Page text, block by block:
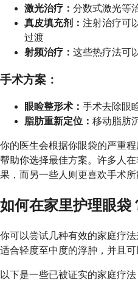
激光治疗： 分数式激光等
真皮填充剂： 注射治疗可
过渡
射频治疗： 这些热疗法可
手术方案：
眼睑整形术： 手术去除眼
脂肪重新定位： 移动脂肪
你的医生会根据你眼袋的严重
帮助你选择最佳方案。许多人
果，而另一些人则更喜欢手术
如何在家里护理眼袋
你可以尝试几种有效的家庭疗
适合轻度至中度的浮肿，并且
以下是一些已被证实的家庭疗法